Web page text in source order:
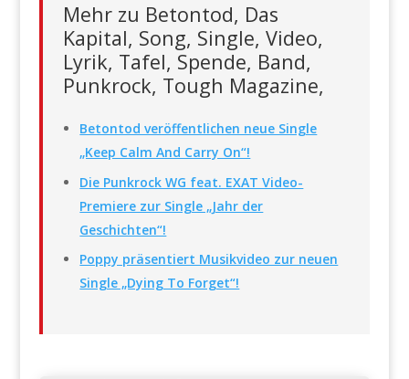
Mehr zu Betontod, Das
Kapital, Song, Single, Video,
Lyrik, Tafel, Spende, Band,
Punkrock, Tough Magazine,
Betontod veröffentlichen neue Single
„Keep Calm And Carry On“!
Die Punkrock WG feat. EXAT Video-
Premiere zur Single „Jahr der
Geschichten“!
Poppy präsentiert Musikvideo zur neuen
Single „Dying To Forget“!